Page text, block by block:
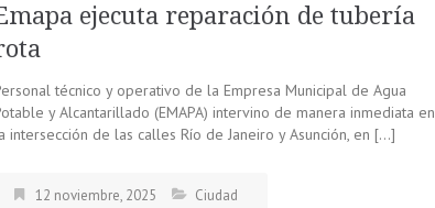
ejecuta reparación de tubería
técnico y operativo de la Empresa Municipal de Agua
y Alcantarillado (EMAPA) intervino de manera inmediata en
intersección de las calles Río de Janeiro y Asunción, en […]
12 noviembre, 2025 Ciudad